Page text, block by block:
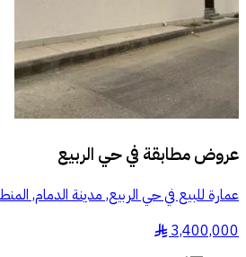
عروض مطابقة فيحي الربيع
عمارة للبيع في حي الربيع, مدينة الدمام,
3,400,000
§